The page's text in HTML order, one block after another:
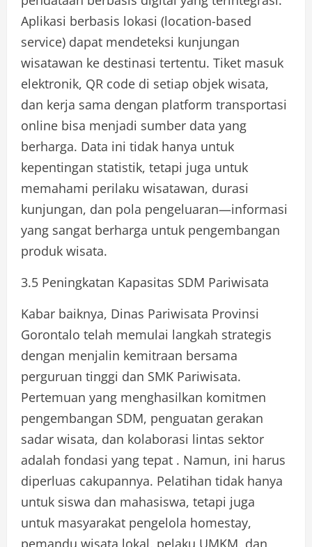
Aplikasi berbasis lokasi (location-based
service) dapat mendeteksi kunjungan
wisatawan ke destinasi tertentu. Tiket masuk
elektronik, QR code di setiap objek wisata,
dan kerja sama dengan platform transportasi
online bisa menjadi sumber data yang
berharga. Data ini tidak hanya untuk
kepentingan statistik, tetapi juga untuk
memahami perilaku wisatawan, durasi
kunjungan, dan pola pengeluaran—informasi
yang sangat berharga untuk pengembangan
produk wisata.
3.5 Peningkatan Kapasitas SDM Pariwisata
Kabar baiknya, Dinas Pariwisata Provinsi
Gorontalo telah memulai langkah strategis
dengan menjalin kemitraan bersama
perguruan tinggi dan SMK Pariwisata.
Pertemuan yang menghasilkan komitmen
pengembangan SDM, penguatan gerakan
sadar wisata, dan kolaborasi lintas sektor
adalah fondasi yang tepat . Namun, ini harus
diperluas cakupannya. Pelatihan tidak hanya
untuk siswa dan mahasiswa, tetapi juga
untuk masyarakat pengelola homestay,
pemandu wisata lokal, pelaku UMKM, dan